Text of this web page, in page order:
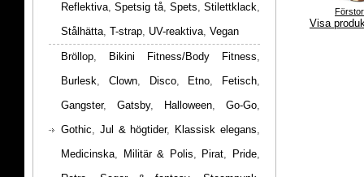
Visa
Reflektiva,Spetsig tå, Spets, Stilettklack,
Stålhätta, T-strap, UV-reaktiva, Vegan
Bröllop, Bikini Fitness/Body Fitness,
Burlesk, Clown, Disco, Etno, Fetisch,
Gangster, Gatsby, Halloween, Go-Go,
Gothic, Jul & högtider, Klassisk elegans,
Medicinska, Militär & Polis, Pirat, Pride,